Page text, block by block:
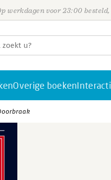
werkdagen voor 23:00
Overige boeken